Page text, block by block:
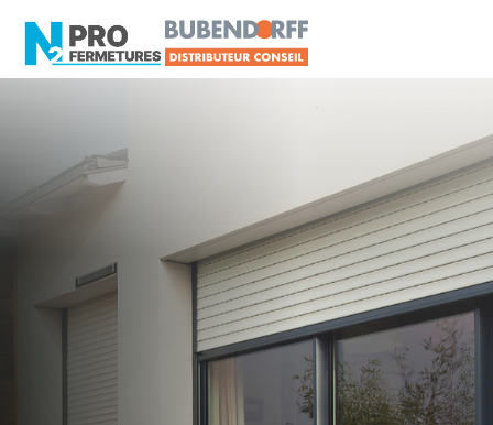
Distributeur en volets
roulants Somfy
Beaufort-en-Anjou
Artisan, Menuisier, TPE ou PME proche de
Beaufort-en-Anjou ?